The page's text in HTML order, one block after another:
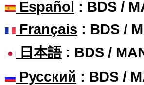
Español : BDS /
Français : BDS /
日本語: BDS /
Русский : BDS /